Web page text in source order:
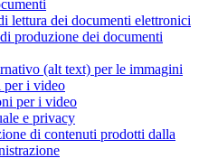
lettura dei documenti elettronici
produzione dei documenti
(alt text) per le immagini
per i video
per i video
e privacy
di contenuti prodotti dalla